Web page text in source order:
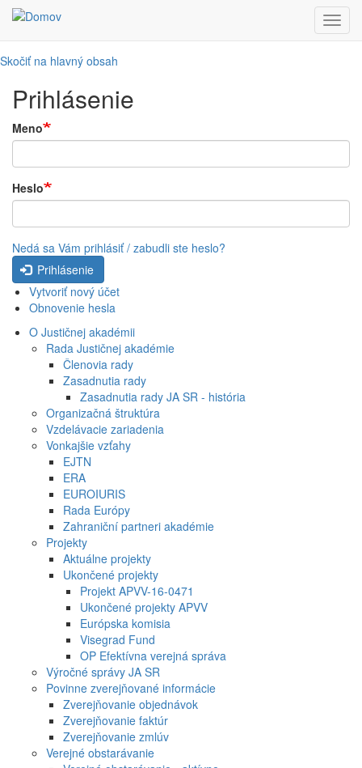
Skočiť na hlavný obsah
Prihlásenie
Meno
Heslo
Nedá sa Vám prihlásiť / zabudli ste heslo?
Prihlásenie
Vytvoriť nový účet
Obnovenie hesla
O Justičnej akadémii
Rada Justičnej akadémie
Členovia rady
Zasadnutia rady
Zasadnutia rady JA SR - história
Organizačná štruktúra
Vzdelávacie zariadenia
Vonkajšie vzťahy
EJTN
ERA
EUROIURIS
Rada Európy
Zahraniční partneri akadémie
Projekty
Aktuálne projekty
Ukončené projekty
Projekt APVV-16-0471
Ukončené projekty APVV
Európska komisia
Visegrad Fund
OP Efektívna verejná správa
Výročné správy JA SR
Povinne zverejňované informácie
Zverejňovanie objednávok
Zverejňovanie faktúr
Zverejňovanie zmlúv
Verejné obstarávanie